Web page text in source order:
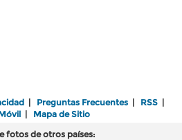
| Preguntas Frecuentes | RSS |
| Mapa de Sitio
fotos de otros países: